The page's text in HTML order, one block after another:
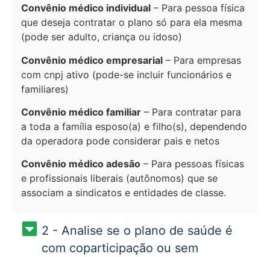
Convênio médico individual – Para pessoa física
que deseja contratar o plano só para ela mesma
(pode ser adulto, criança ou idoso)
Convênio médico empresarial – Para empresas
com cnpj ativo (pode-se incluir funcionários e
familiares)
Convênio médico familiar – Para contratar para
a toda a família esposo(a) e filho(s), dependendo
da operadora pode considerar pais e netos
Convênio médico adesão – Para pessoas físicas
e profissionais liberais (autônomos) que se
associam a sindicatos e entidades de classe.
2 - Analise se o plano de saúde é
com coparticipação ou sem